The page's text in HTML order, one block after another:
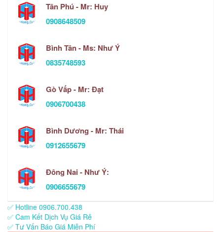
Tân Phú - Mr: Huy
0908648509
Bình Tân - Ms: Như Ý
0835748593
Gò Vấp - Mr: Đạt
0906700438
Bình Dương - Mr: Thái
0912655679
Đông Nai - Như Ý:
0906655679
✅ Hotline 0906.700.438
✅ Cam Kết Dịch Vụ Giá Rẻ
✅ Tư Vấn Báo Giá Miễn Phí